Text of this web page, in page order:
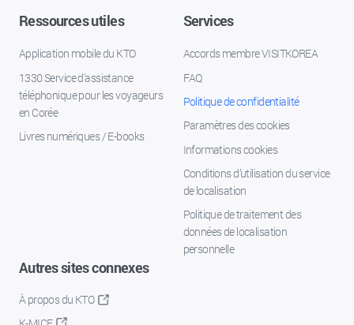
Ressources utiles
Application mobile du KTO
1330 Service d'assistance
téléphonique pour les voyageurs
en Corée
Livres numériques / E-books
Services
Accords membre VISITKOREA
FAQ
Politique de confidentialité
Paramètres des cookies
Informations cookies
Conditions d’utilisation du service
de localisation
Politique de traitement des
données de localisation
personnelle
Autres sites connexes
À propos du KTO